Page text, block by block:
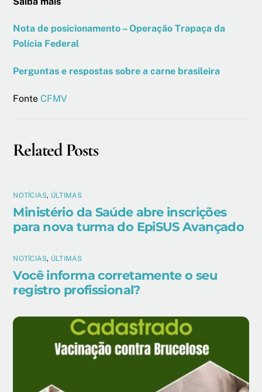
Nota de posicionamento – Operação Trapaça da
Polícia Federal
Perguntas e respostas sobre a carne brasileira
Fonte CFMV
Related Posts
NOTÍCIAS, ÚLTIMAS
Ministério da Saúde abre inscrições
para nova turma do EpiSUS Avançado
NOTÍCIAS, ÚLTIMAS
Você informa corretamente o seu
registro profissional?